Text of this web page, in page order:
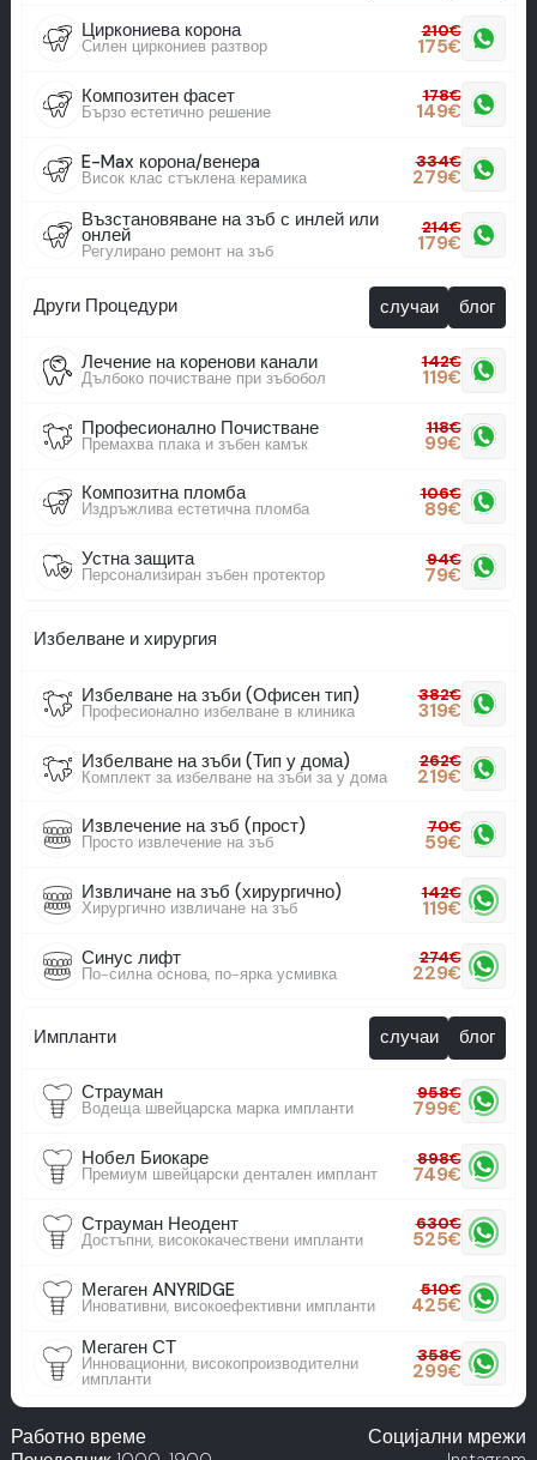
Циркониева корона
Силен циркониев разтвор
210€
175€
Композитен фасет
Бързо естетично решение
178€
149€
E-Max корона/венерa
Висок клас стъклена керамика
334€
279€
Възстановяване на зъб с инлей или
онлей
Регулирано ремонт на зъб
214€
179€
Други Процедури случаи блог
Лечение на коренови канали
Дълбоко почистване при зъбобол
142€
119€
Професионално Почистване
Премахва плака и зъбен камък
118€
99€
Композитна пломба
Издръжлива естетична пломба
106€
89€
Устна защита
Персонализиран зъбен протектор
94€
79€
Избелване и хирургия
Избелване на зъби (Офисен тип)
Професионално избелване в клиника
382€
319€
Избелване на зъби (Тип у дома)
Комплект за избелване на зъби за у дома
262€
219€
Извлечение на зъб (прост)
Просто извлечение на зъб
70€
59€
Извличане на зъб (хирургично)
Хирургично извличане на зъб
142€
119€
Синус лифт
По-силна основа, по-ярка усмивка
274€
229€
Импланти случаи блог
Страуман
Водеща швейцарска марка импланти
958€
799€
Нобел Биокаре
Премиум швейцарски дентален имплант
898€
749€
Страуман Неодент
Достъпни, висококачествени импланти
630€
525€
Мегаген ANYRIDGE
Иновативни, високоефективни импланти
510€
425€
Мегаген СТ
Инновационни, високопроизводителни
импланти
358€
299€
Работно време Социјални мрежи